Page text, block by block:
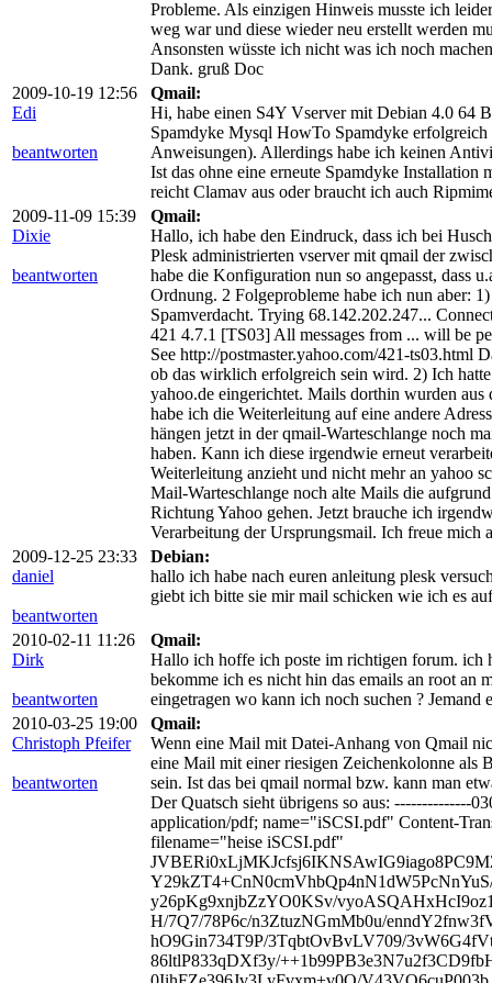
Probleme. Als einzigen Hinweis musste ich
weg war und diese wieder neu erstellt werden
Ansonsten wüsste ich nicht was ich noch
Dank. gruß Doc
2009-10-19 12:56
Edi
beantworten
Qmail:
Hi, habe einen S4Y Vserver mit Debian 4.0 64
Spamdyke Mysql HowTo Spamdyke
Anweisungen). Allerdings habe ich keinen
Ist das ohne eine erneute Spamdyke
reicht Clamav aus oder braucht ich auch
2009-11-09 15:39
Dixie
beantworten
Qmail:
Hallo, ich habe den Eindruck, dass ich bei
Plesk administrierten vserver mit qmail der
habe die Konfiguration nun so angepasst, dass
Ordnung. 2 Folgeprobleme habe ich nun aber:
Spamverdacht. Trying 68.142.202.247...
421 4.7.1 [TS03] All messages from ... will be
See http://postmaster.yahoo.com/421-ts03.html
ob das wirklich erfolgreich sein wird. 2) Ich
yahoo.de eingerichtet. Mails dorthin wurden aus
habe ich die Weiterleitung auf eine andere
hängen jetzt in der qmail-Warteschlange noch
haben. Kann ich diese irgendwie erneut
Weiterleitung anzieht und nicht mehr an yahoo
Mail-Warteschlange noch alte Mails die
Richtung Yahoo gehen. Jetzt brauche ich
Verarbeitung der Ursprungsmail. Ich freue mich
2009-12-25 23:33
daniel
beantworten
Debian:
hallo ich habe nach euren anleitung plesk
giebt ich bitte sie mir mail schicken wie ich es
2010-02-11 11:26
Dirk
beantworten
Qmail:
Hallo ich hoffe ich poste im richtigen forum. ich
bekomme ich es nicht hin das emails an root an
eingetragen wo kann ich noch suchen ? Jemand
2010-03-25 19:00
Christoph Pfeifer
beantworten
Qmail:
Wenn eine Mail mit Datei-Anhang von Qmail
eine Mail mit einer riesigen Zeichenkolonne als
sein. Ist das bei qmail normal bzw. kann man
Der Quatsch sieht übrigens so aus: --------------
application/pdf; name="iSCSI.pdf" Content-
filename="heise iSCSI.pdf"
y26pKg9xnjbZzYO0KSv/
H/7Q7/78P6c/n3ZtuzNGmMb0u/
hO9Gin734T9P/3TqbtOvBvLV709/
86ltlP833qDXf3y/